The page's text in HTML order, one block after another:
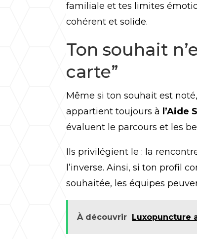
familiale et tes limites
cohérent et solide.
Ton souhait
carte”
Même si ton souhait est
appartient toujours à l’Aide
évaluent le parcours et les
Ils privilégient le: la
l’inverse. Ainsi, si ton profil
souhaitée, les équipes
À découvrir Luxopuncture